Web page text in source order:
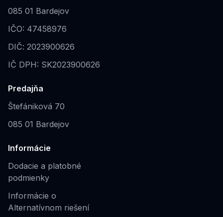
085 01 Bardejov
IČO: 47458976
DIČ: 2023900626
IČ DPH: SK2023900626
Predajňa
Štefániková 70
085 01 Bardejov
Informácie
Dodacie a platobné
podmienky
Informácie o
Alternatívnom riešení